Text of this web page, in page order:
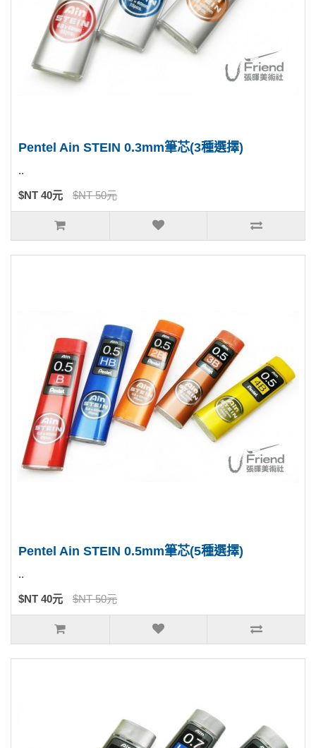
Pentel Ain STEIN 0.3mm筆芯(3種選擇)
..
$NT 40元 $NT 50元
Pentel Ain STEIN 0.5mm筆芯(5種選擇)
..
$NT 40元 $NT 50元